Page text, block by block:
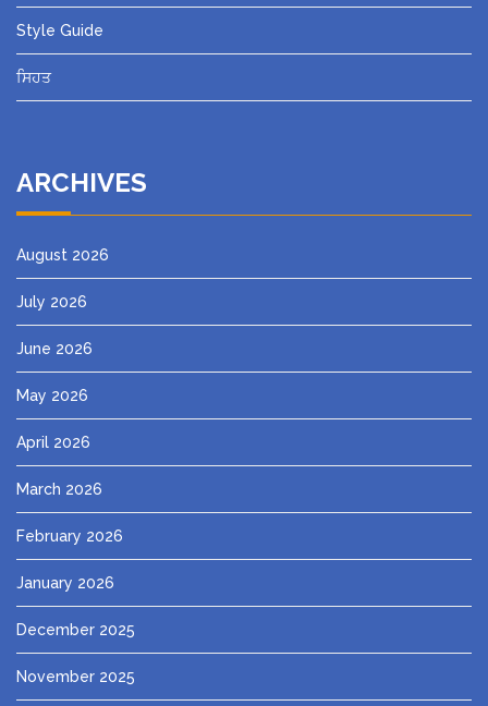
Style Guide
ਸਿਹਤ
ARCHIVES
August 2026
July 2026
June 2026
May 2026
April 2026
March 2026
February 2026
January 2026
December 2025
November 2025